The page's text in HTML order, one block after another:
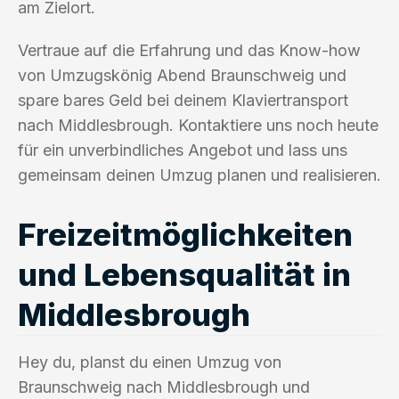
am Zielort.
Vertraue auf die Erfahrung und das Know-how
von Umzugskönig Abend Braunschweig und
spare bares Geld bei deinem Klaviertransport
nach Middlesbrough. Kontaktiere uns noch heute
für ein unverbindliches Angebot und lass uns
gemeinsam deinen Umzug planen und realisieren.
Freizeitmöglichkeiten
und Lebensqualität in
Middlesbrough
Hey du, planst du einen Umzug von
Braunschweig nach Middlesbrough und